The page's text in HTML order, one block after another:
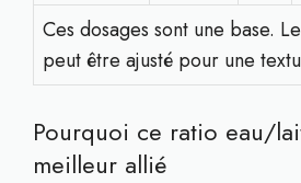
Ces dosages sont une base.
peut être ajusté pour une
Pourquoi ce ratio eau/
meilleur allié